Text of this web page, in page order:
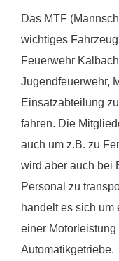
Das MTF
wichtiges
Feuerwehr
Jugendfeuerwehr,
Einsatzabteilung
fahren. Die
auch um z.B. zu
wird aber auch bei
Personal zu
handelt es sich um
einer
Automatikgetriebe.